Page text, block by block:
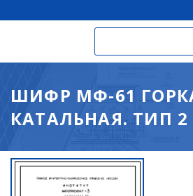
ШИФР МФ-61
КАТАЛЬНАЯ. ТИП 2